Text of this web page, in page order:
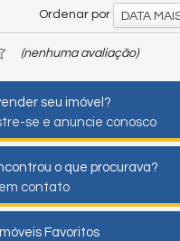
Ordenar por DATA
(nenhuma avaliação)
seu imóvel?
se e anuncie conosco
o que procurava?
contato
Favoritos